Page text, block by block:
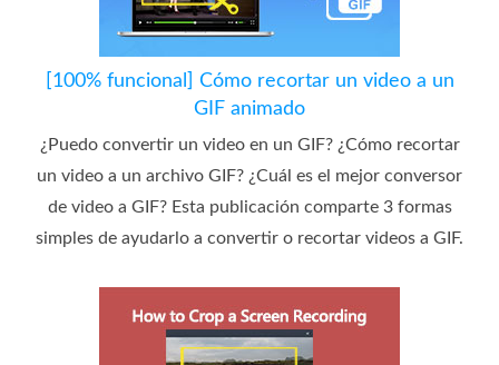
[100% funcional] Cómo recortar un video a un
GIF animado
¿Puedo convertir un video en un GIF? ¿Cómo recortar
un video a un archivo GIF? ¿Cuál es el mejor conversor
de video a GIF? Esta publicación comparte 3 formas
simples de ayudarlo a convertir o recortar videos a GIF.